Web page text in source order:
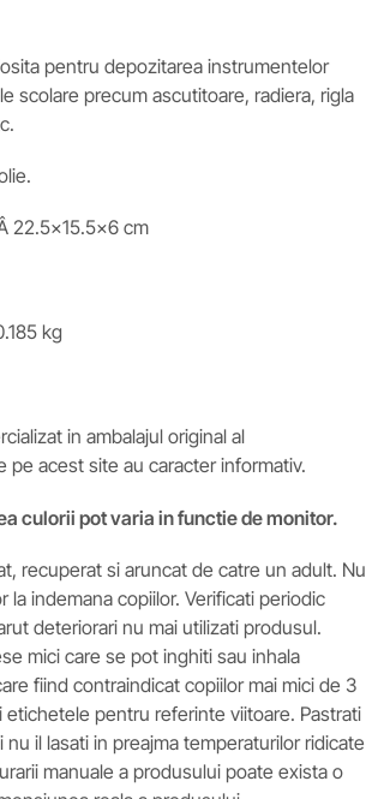
pentru depozitarea instrumentelor
scolare precum ascutitoare, radiera, rigla
22.5×15.5×6 cm
kg
in ambalajul original al
pe acest site au caracter informativ.
culorii pot varia in functie de monitor.
recuperat si aruncat de catre un adult. Nu
la indemana copiilor. Verificati periodic
deteriorari nu mai utilizati produsul.
mici care se pot inghiti sau inhala
fiind contraindicat copiilor mai mici de 3
etichetele pentru referinte viitoare. Pastrati
il lasati in preajma temperaturilor ridicate
manuale a produsului poate exista o